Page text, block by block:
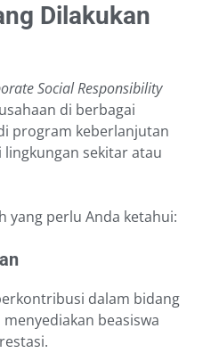
Dilakukan
Social Responsibility
di berbagai
program keberlanjutan
sekitar atau
yang perlu Anda ketahui:
dalam bidang
beasiswa